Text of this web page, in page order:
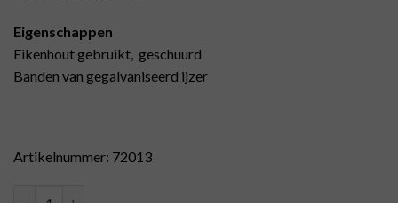
Eigenschappen
Eikenhout gebruikt, geschuurd
Banden van gegalvaniseerd ijzer
Artikelnummer: 72013